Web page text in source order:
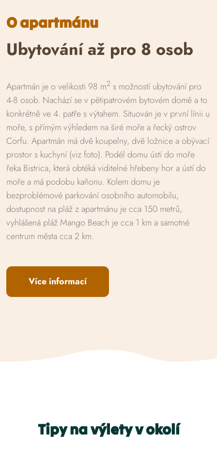
O apartmánu
Ubytování až pro 8 osob
Apartmán je o velikosti 98 m2 s možností ubytování pro
4-8 osob. Nachází se v pětipatrovém bytovém domě a to
konkrétně ve 4. patře s výtahem. Situován je v první línii u
moře, s přímým výhledem na širé moře a řecký ostrov
Corfu. Apartmán má dvě koupelny, dvě ložnice a obývací
prostor s kuchyní (viz foto). Podél domu ústí do moře
řeka Bistrica, která obtéká viditelné hřebeny hor a ústí do
moře a má podobu kaňonu. Kolem domu je
bezproblémové parkování osobního automobilu,
dostupnost na pláž z apartmánu je cca 150 metrů,
vyhlášená pláž Mango Beach je cca 1 km a samotné
centrum města cca 2 km.
Více informací
Tipy na výlety v okolí